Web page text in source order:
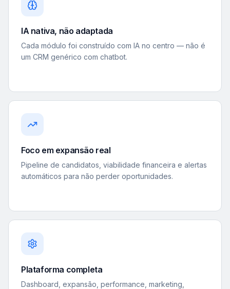
IA nativa, não adaptada
Cada módulo foi construído com IA no centro — não é
um CRM genérico com chatbot.
Foco em expansão real
Pipeline de candidatos, viabilidade financeira e alertas
automáticos para não perder oportunidades.
Plataforma completa
Dashboard, expansão, performance, marketing,